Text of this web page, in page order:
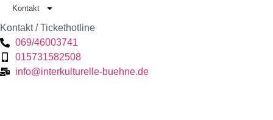
Kontakt
Kontakt / Tickethotline
069/46003741
015731582508
info@interkulturelle-buehne.de